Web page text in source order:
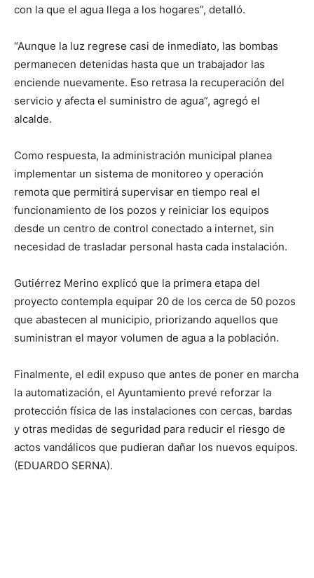
con la que el agua llega a los hogares”, detalló.
“Aunque la luz regrese casi de inmediato, las bombas
permanecen detenidas hasta que un trabajador las
enciende nuevamente. Eso retrasa la recuperación del
servicio y afecta el suministro de agua”, agregó el
alcalde.
Como respuesta, la administración municipal planea
implementar un sistema de monitoreo y operación
remota que permitirá supervisar en tiempo real el
funcionamiento de los pozos y reiniciar los equipos
desde un centro de control conectado a internet, sin
necesidad de trasladar personal hasta cada instalación.
Gutiérrez Merino explicó que la primera etapa del
proyecto contempla equipar 20 de los cerca de 50 pozos
que abastecen al municipio, priorizando aquellos que
suministran el mayor volumen de agua a la población.
Finalmente, el edil expuso que antes de poner en marcha
la automatización, el Ayuntamiento prevé reforzar la
protección física de las instalaciones con cercas, bardas
y otras medidas de seguridad para reducir el riesgo de
actos vandálicos que pudieran dañar los nuevos equipos.
(EDUARDO SERNA).